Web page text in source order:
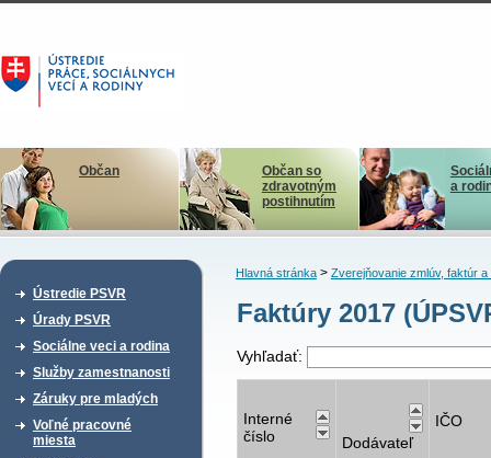
Občan
Občan so
zdravotným
postihnutím
a
Ústredie PSVR
Úrady PSVR
Sociálne veci a rodina
Služby zamestnanosti
Záruky pre mladých
Voľné pracovné
miesta
Hlavná stránka> Zverejňovanie zmlúv, faktúr a
Faktúry 2017
Vyhľadať:
Interné
číslo
Dodávateľ
IČO